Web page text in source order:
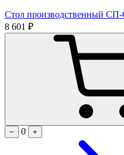
Стол производственный СП-
8 601 ₽
−
0 +